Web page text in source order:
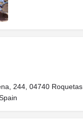
244, 04740 Roquetas